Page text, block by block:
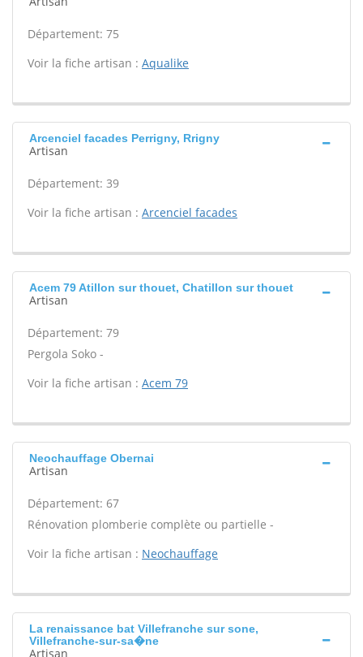
Département: 75
Voir la fiche artisan : Aqualike
Arcenciel facades Perrigny, Rrigny
Artisan
Département: 39
Voir la fiche artisan : Arcenciel facades
Acem 79 Atillon sur thouet, Chatillon sur thouet
Artisan
Département: 79
Pergola Soko -
Voir la fiche artisan : Acem 79
Neochauffage Obernai
Artisan
Département: 67
Rénovation plomberie complète ou partielle -
Voir la fiche artisan : Neochauffage
La renaissance bat Villefranche sur sone,
Villefranche-sur-sa�ne
Artisan